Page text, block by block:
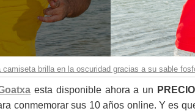
camiseta brilla en la oscuridad gracias a su sable
esta disponible ahora a un
conmemorar sus 10 años online. Y es